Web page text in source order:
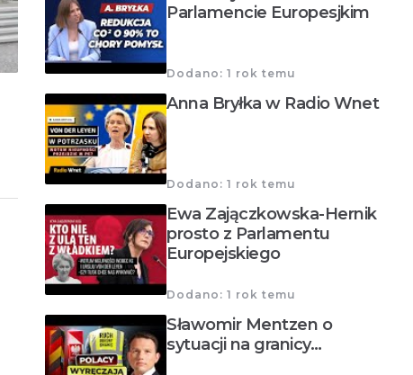
Parlamencie Europesjkim
Dodano: 1 rok temu
Anna Bryłka w Radio Wnet
Dodano: 1 rok temu
Ewa Zajączkowska-Hernik
prosto z Parlamentu
Europejskiego
Dodano: 1 rok temu
Sławomir Mentzen o
sytuacji na granicy…